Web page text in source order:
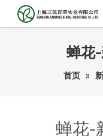
蝉花
首页 »
蝉花-